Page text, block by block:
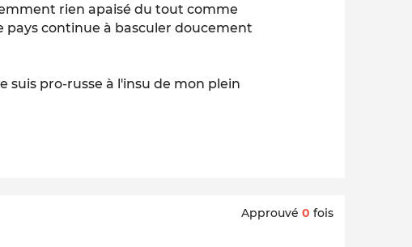
rien apaisé du tout comme
pays continue à basculer doucement
suis pro-russe à l'insu de mon plein
Approuvé 0 fois